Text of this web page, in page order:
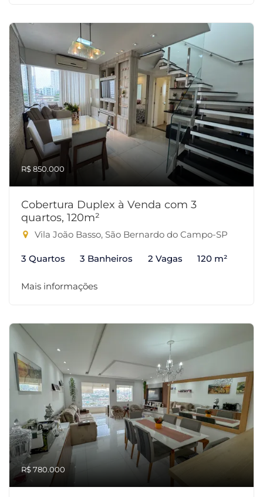
R$ 850.000
Cobertura Duplex à Venda com 3
quartos, 120m²
Vila João Basso, São Bernardo do Campo-SP
3 Quartos 3 Banheiros 2 Vagas 120 m²
Mais informações
R$ 780.000